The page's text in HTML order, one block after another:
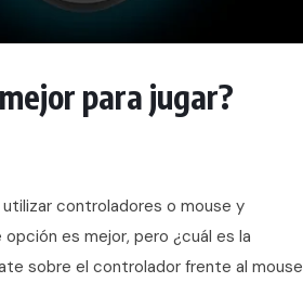
para jugar?
controladores o mouse y
es mejor, pero ¿cuál es la
sobre el controlador frente al mouse